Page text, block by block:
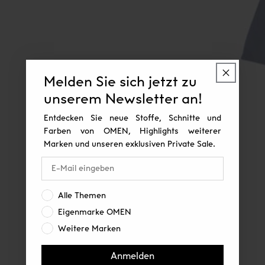
Melden Sie sich jetzt zu
unserem Newsletter an!
Entdecken Sie neue Stoffe, Schnitte und
Farben von OMEN, Highlights weiterer
Marken und unseren exklusiven Private Sale.
Interesse:
Alle Themen
Eigenmarke OMEN
Weitere Marken
Anmelden